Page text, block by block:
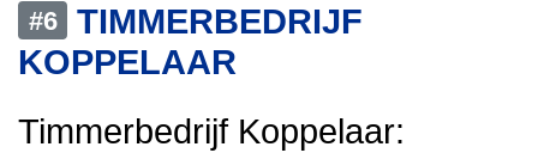
#6
TIMMERBEDRIJF
KOPPELAAR
Timmerbedrijf Koppelaar: